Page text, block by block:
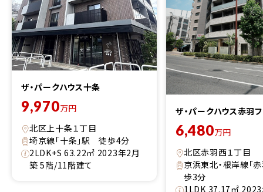
ザ・パークハウス十条
9,970万円
北区上十条１丁目
埼京線「十条」駅 徒歩4分
2LDK+S 63.22㎡ 2023年2月
築 5階/11階建て
ザ・パークハウス赤羽
6,480万円
北区赤羽西１丁目
京浜東北・根岸線「
歩3分
1LDK 37.17㎡